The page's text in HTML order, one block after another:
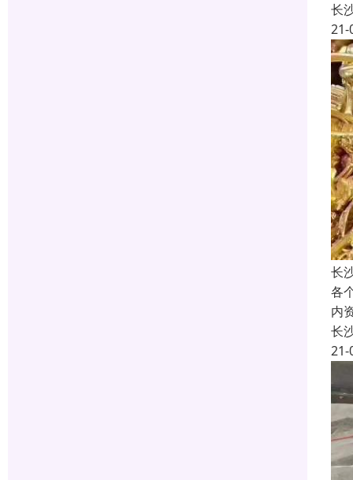
长
21-
长
各
内
长
21-